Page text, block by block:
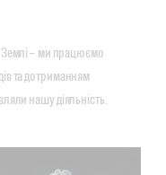
–  ми працюємо
та дотриманням
нашу діяльність.